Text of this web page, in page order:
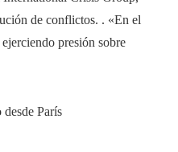
de conflictos. . «En el
presión sobre
París